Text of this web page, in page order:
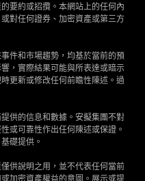
要約或招攬。本網站上的任何內
對任何證券、加密資產或第三方
件和市場趨勢，均基於當前的預
，實際結果可能與所表達或暗示
更新或修改任何前瞻性陳述。過
供的信息和數據。安擬集團不對
或可靠性作出任何陳述或保證。
礎提供。
供說明之用，並不代表任何當前
加密資產權益的意圖。展示或提